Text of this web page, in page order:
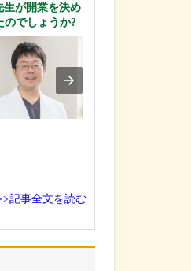
が開業を決め
のでしょうか?
記事全文を読む